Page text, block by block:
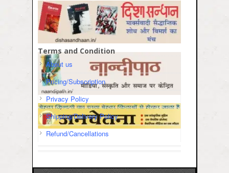
Terms and Condition
About us
Pricing/Subscription
Privacy Policy
Shipping/Delivery Policy
Refund/Cancellations